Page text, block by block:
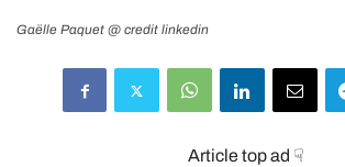
Gaëlle Paquet @ credit linkedin
Article top ad ☟